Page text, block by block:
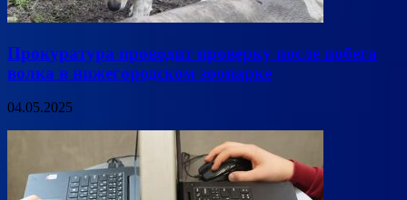
Прокуратура проводит проверку после побега
волка в нижегородском зоопарке
04.05.2025